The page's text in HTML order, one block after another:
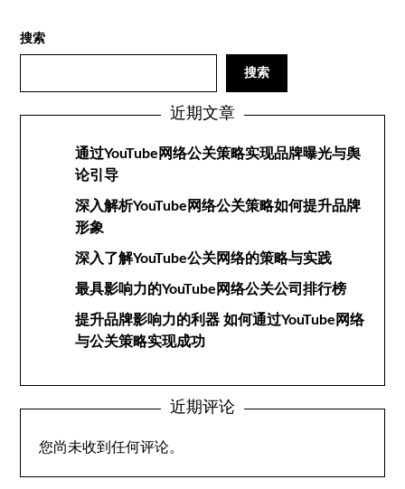
搜索
搜索
近期文章
通过YouTube网络公关策略实现品牌曝光与舆
论引导
深入解析YouTube网络公关策略如何提升品牌
形象
深入了解YouTube公关网络的策略与实践
最具影响力的YouTube网络公关公司排行榜
提升品牌影响力的利器 如何通过YouTube网络
与公关策略实现成功
近期评论
您尚未收到任何评论。